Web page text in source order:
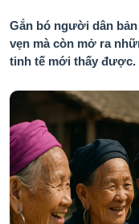
Gắn bó người dân
vẹn mà còn mở ra
tinh tế mới thấy được.